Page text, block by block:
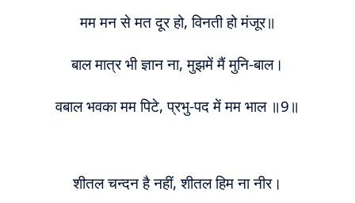
मममन से मत दूर हो, विनती हो मंजूर॥
बाल मात्र भी ज्ञान ना, मुझमें मैं मुनि-बाल।
वबाल भवका मम पिटे, प्रभु-पद मेंमम भाल ॥9॥
शीतल चन्दन है नहीं, शीतल हिम ना नीर।